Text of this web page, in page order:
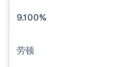
9.100%
劳顿